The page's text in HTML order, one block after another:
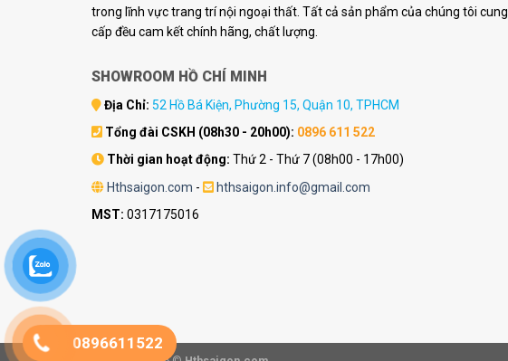
trong lĩnh vực trang trí nội ngoại thất. Tất cả sản phẩm của chúng tôi cung
cấp đều cam kết chính hãng, chất lượng.
SHOWROOM HỒ CHÍ MINH
Địa Chỉ: 52 Hồ Bá Kiện, Phường 15, Quận 10, TPHCM
Tổng đài CSKH (08h30 - 20h00): 0896 611 522
Thời gian hoạt động: Thứ 2 - Thứ 7 (08h00 - 17h00)
Hthsaigon.com -
hthsaigon.info@gmail.com
MST: 0317175016
0896611522